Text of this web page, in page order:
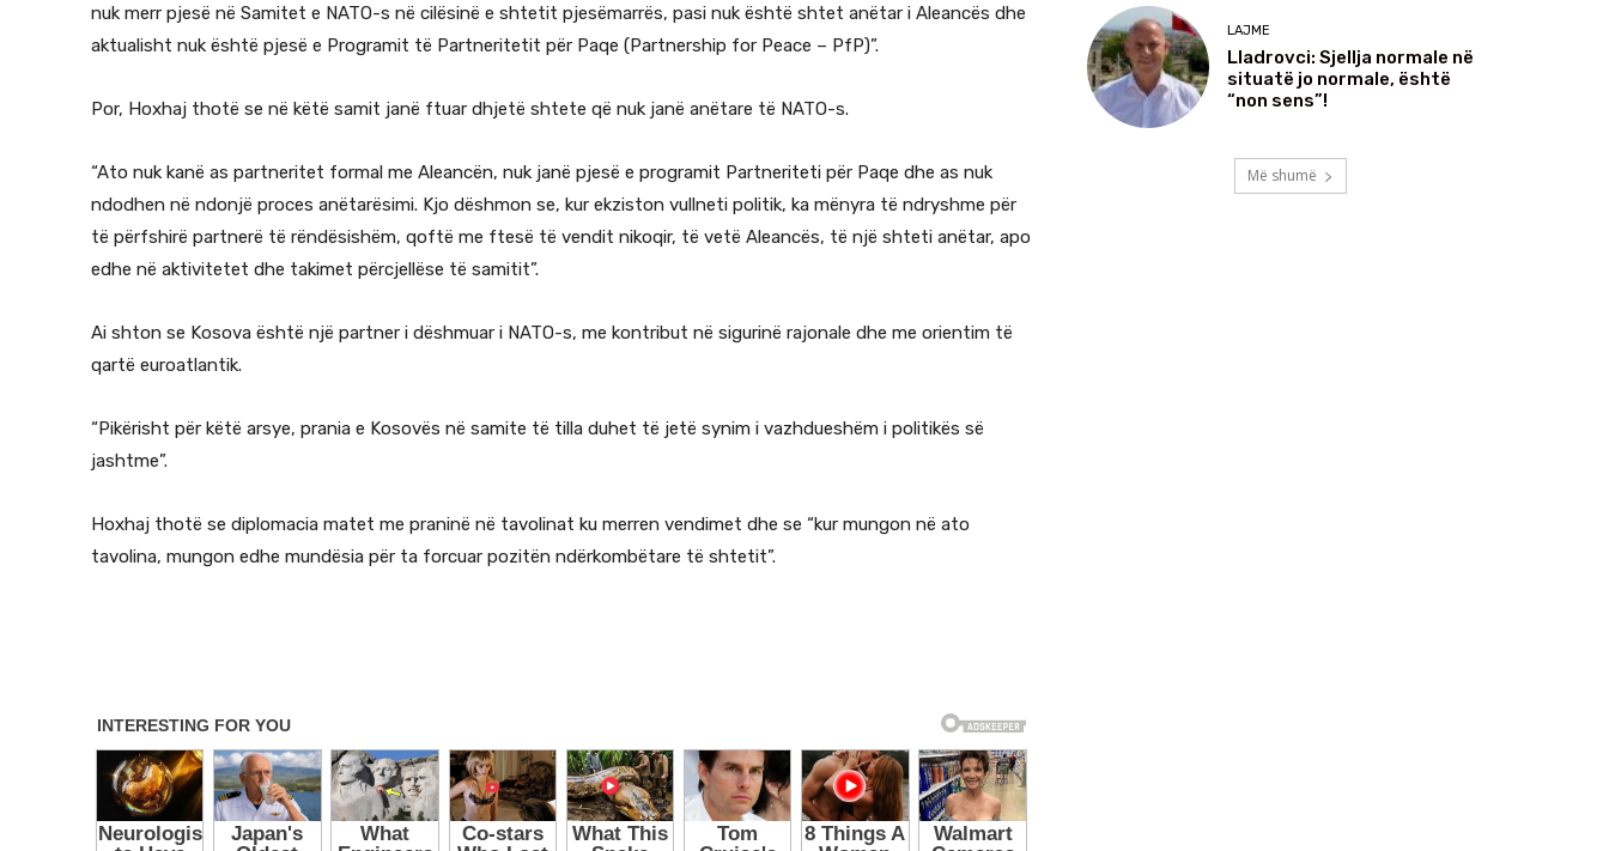
nuk merr pjesë në Samitet e NATO-s në cilësinë e shtetit pjesëmarrës, pasi nuk është shtet anëtar i Aleancës dhe
aktualisht nuk është pjesë e Programit të Partneritetit për Paqe (Partnership for Peace – PfP)”.
Por, Hoxhaj thotë se në këtë samit janë ftuar dhjetë shtete që nuk janë anëtare të NATO-s.
“Ato nuk kanë as partneritet formal me Aleancën, nuk janë pjesë e programit Partneriteti për Paqe dhe as nuk
ndodhen në ndonjë proces anëtarësimi. Kjo dëshmon se, kur ekziston vullneti politik, ka mënyra të ndryshme për
të përfshirë partnerë të rëndësishëm, qoftë me ftesë të vendit nikoqir, të vetë Aleancës, të një shteti anëtar, apo
edhe në aktivitetet dhe takimet përcjellëse të samitit”.
Ai shton se Kosova është një partner i dëshmuar i NATO-s, me kontribut në sigurinë rajonale dhe me orientim të
qartë euroatlantik.
“Pikërisht për këtë arsye, prania e Kosovës në samite të tilla duhet të jetë synim i vazhdueshëm i politikës së
jashtme”.
Hoxhaj thotë se diplomacia matet me praninë në tavolinat ku merren vendimet dhe se “kur mungon në ato
tavolina, mungon edhe mundësia për ta forcuar pozitën ndërkombëtare të shtetit”.
LAJME
Lladrovci: Sjellja normale në
situatë jo normale, është
“non sens”!
Më shumë